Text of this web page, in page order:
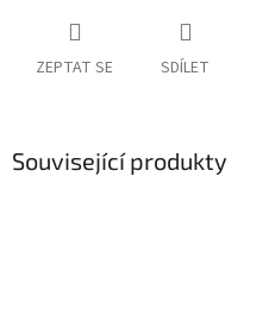
ZEPTAT SE SDÍLET
Související produkty